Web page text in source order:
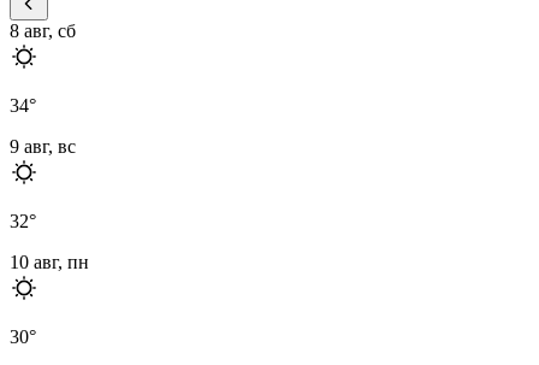
8 авг, сб
34°
9 авг, вс
32°
10 авг, пн
30°